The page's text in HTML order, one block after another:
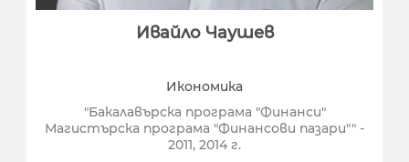
Ивайло Чаушев
Икономика
"Бакалавърска програма "Финанси"
Магистърска програма "Финансови пазари"" -
2011, 2014 г.